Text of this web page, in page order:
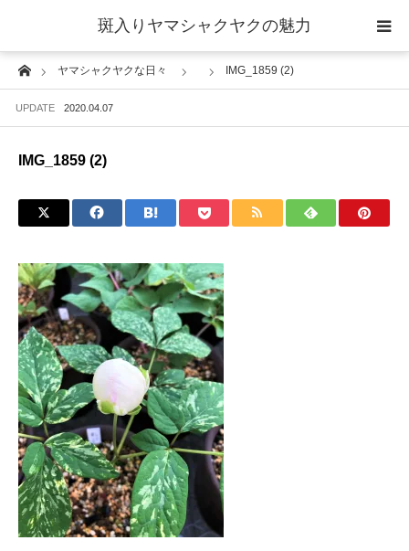
斑入りヤマシャクヤクの魅力
Homeヤマシャクヤクな日々 IMG_1859 (2)
UPDATE 2020.04.07
IMG_1859 (2)
当サイトについて
斑入りヤマシャクヤクの魅力 ギャラリー